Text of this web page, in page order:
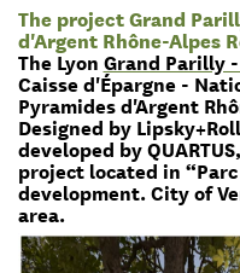
The project Grand
d'Argent Rhône-Alpes
The Lyon Grand Parilly
Caisse d'Épargne -
Pyramides d'Argent
Designed by
developed by
project located in
development. City of
area.